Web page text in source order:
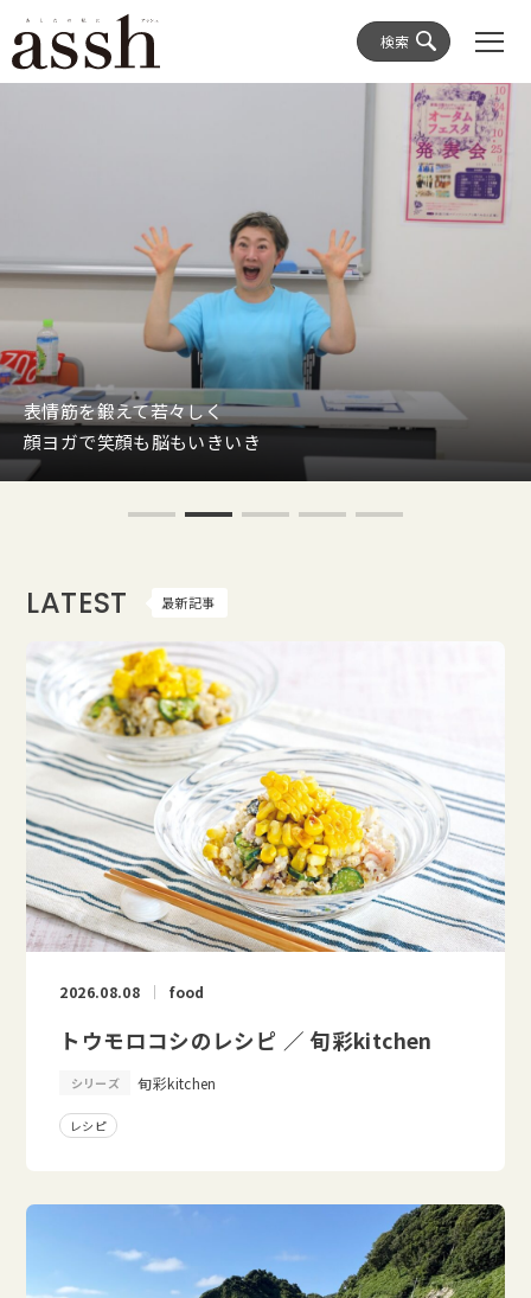
検索
表情筋を鍛えて若々しく
顔ヨガで笑顔も脳もいきいき
LATEST 最新記事
2026.08.08 food
トウモロコシのレシピ ／ 旬彩kitchen
シリーズ 旬彩kitchen
レシピ